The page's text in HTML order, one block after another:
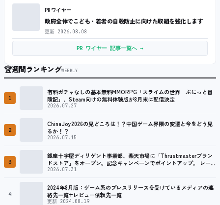
PRワイヤー
政府全体でこども・若者の自殺防止に向けた取組を強化します
更新 2026.08.08
PR ワイヤー 記事一覧へ →
🏆週間ランキングWEEKLY
1
有料ガチャなしの基本無料MMORPG「スライムの世界 ぷにっと冒
険記」、Steam向けの無料体験版が8月末に配信決定
2026.07.27
2
ChinaJoy2026の見どころは！？中国ゲーム界隈の変遷と今をどう見
るか！？
2026.07.15
3
銀座十字屋ディリゲント事業部、楽天市場に「Thrustmasterブラン
ドストア」をオープン。記念キャンペーンでポイントアップ。 レーシ
ング／フライトシム向けコントローラーを中心に、幅広くラインナッ
2026.07.31
4
2024年8月版：ゲーム系のプレスリリースを受けているメディアの連
絡先一覧+レビュー依頼先一覧
更新 2024.08.19